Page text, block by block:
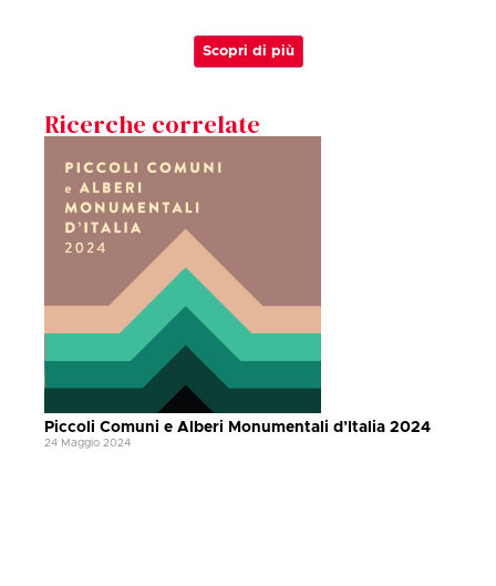
Scopri di più
Ricerche correlate
Piccoli Comuni e Alberi Monumentali d’Italia 2024
24 Maggio 2024